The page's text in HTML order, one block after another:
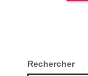
Rechercher